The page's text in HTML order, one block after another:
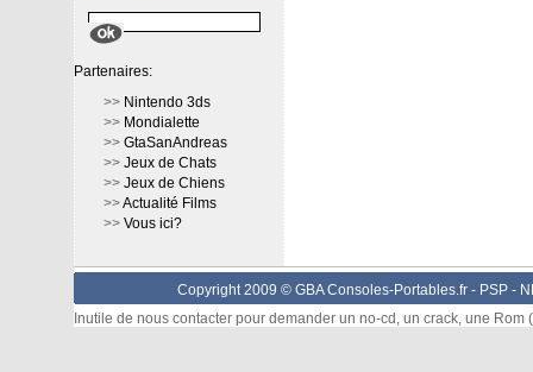
Partenaires:
>> Nintendo 3ds
>> Mondialette
>> GtaSanAndreas
>> Jeux de Chats
>> Jeux de Chiens
>>Actualité Films
>> Vous ici?
Copyright 2009 © GBA Consoles-Portables.fr - PSP-
Inutile de nous contacter pour demander un no-cd, un crack, une